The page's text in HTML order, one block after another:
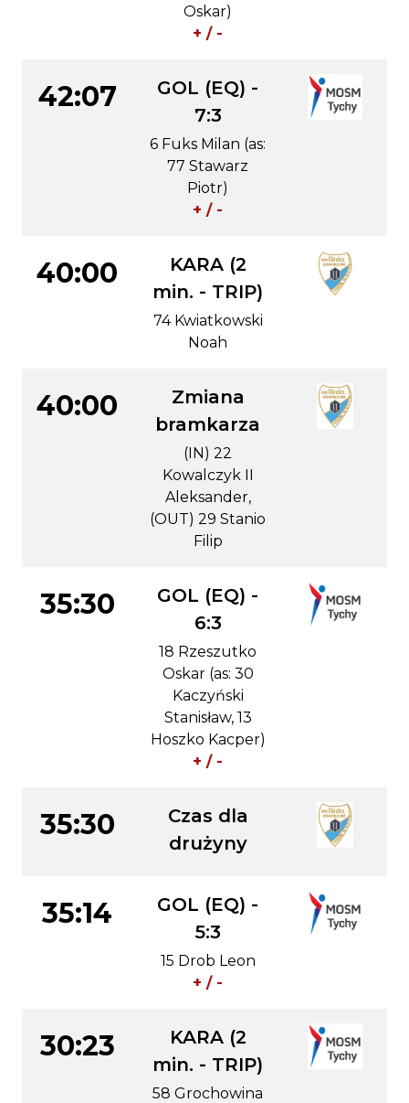
Oskar)
+ / -
42:07
GOL (EQ) -
7:3
6 Fuks Milan (as:
77 Stawarz
Piotr)
+ / -
40:00
KARA (2
min. - TRIP)
74 Kwiatkowski
Noah
40:00
Zmiana
bramkarza
(IN) 22
Kowalczyk II
Aleksander,
(OUT) 29 Stanio
Filip
35:30
GOL (EQ) -
6:3
18 Rzeszutko
Oskar (as: 30
Kaczyński
Stanisław, 13
Hoszko Kacper)
+ / -
35:30
Czas dla
drużyny
35:14
GOL (EQ) -
5:3
15 Drob Leon
+ / -
30:23
KARA (2
min. - TRIP)
58 Grochowina